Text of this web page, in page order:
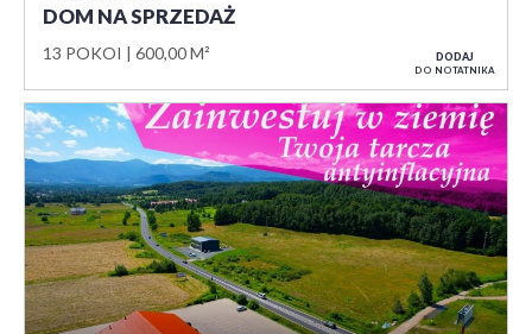
DOM NA SPRZEDAŻ
13 POKOI 600,00 M² DODAJ
DO NOTATNIKA